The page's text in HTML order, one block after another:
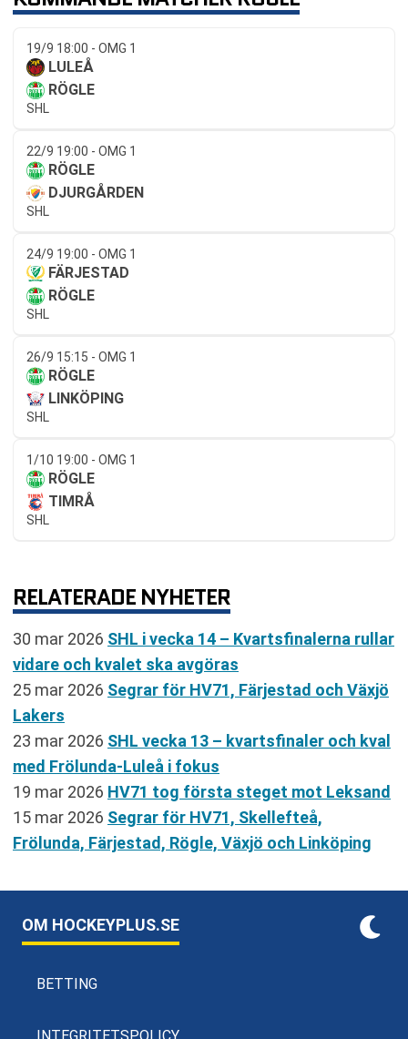
19/9 18:00 - OMG 1
LULEÅ
RÖGLE
SHL
22/9 19:00 - OMG 1
RÖGLE
DJURGÅRDEN
SHL
24/9 19:00 - OMG 1
FÄRJESTAD
RÖGLE
SHL
26/9 15:15 - OMG 1
RÖGLE
LINKÖPING
SHL
1/10 19:00 - OMG 1
RÖGLE
TIMRÅ
SHL
RELATERADE NYHETER
30 mar 2026 SHL i vecka 14 – Kvartsfinalerna rullar
vidare och kvalet ska avgöras
25 mar 2026 Segrar för HV71, Färjestad och Växjö
Lakers
23 mar 2026 SHL vecka 13 – kvartsfinaler och kval
med Frölunda-Luleå i fokus
19 mar 2026 HV71 tog första steget mot Leksand
15 mar 2026 Segrar för HV71, Skellefteå,
Frölunda, Färjestad, Rögle, Växjö och Linköping
OM HOCKEYPLUS.SE
BETTING